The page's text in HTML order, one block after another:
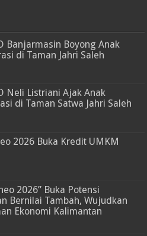
Banjarmasin Boyong Anak
di Taman Jahri Saleh
Neli Listriani Ajak Anak
di Taman Satwa Jahri Saleh
2026 Buka Kredit UMKM
2026” Buka Potensi
Bernilai Tambah, Wujudkan
Ekonomi Kalimantan